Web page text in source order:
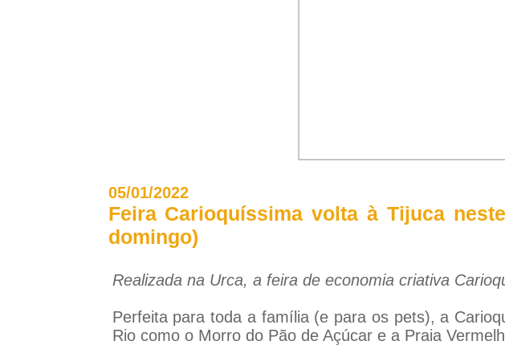
05/01/2022
Feira Carioquíssima volta à Tijuca
domingo)
Realizada na Urca, a feira de economia criativa
Perfeita para toda a família (e para os pets), a
Rio como o Morro do Pão de Açúcar e a Praia